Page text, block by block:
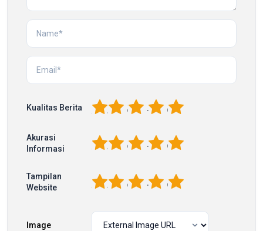
Kualitas Berita 5
4
3
2
Akurasi
Informasi
5
4
3
2
Tampilan
Website
5
4
3
2
Image